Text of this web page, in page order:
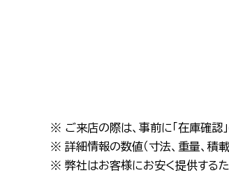
※ ご来店の際は、事前に「在庫確認
※ 詳細情報の数値（寸法、重量、積
※ 弊社はお客様にお安く提供するた